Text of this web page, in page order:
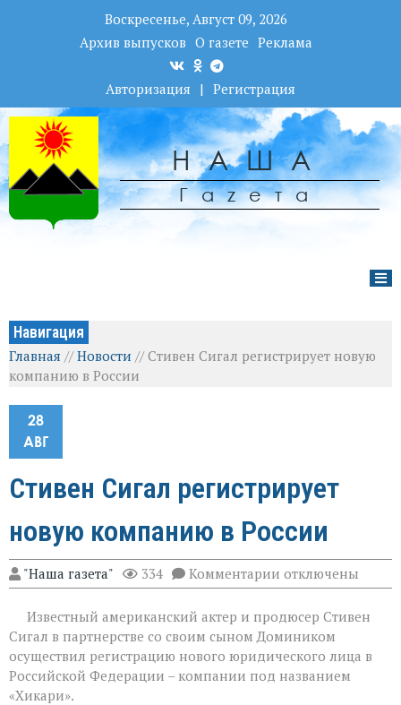
Воскресенье, Август 09, 2026
Архив выпусков О газете Реклама
Авторизация | Регистрация
НАША
Гаzета
Навигация
Главная //Новости //Стивен Сигал регистрирует новую
компанию в России
28
АВГ
Стивен Сигал регистрирует
новую компанию в России
"Наша газета" 334 Комментарии к
записи
Сигал
регистрирует
компанию
в
отключены
​ Известный американский актер и продюсер Стивен
Сигал в партнерстве со своим сыном Домиником
осуществил регистрацию нового юридического лица в
Российской Федерации – компании под названием
«Хикари».